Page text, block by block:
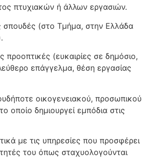
πτυχιακών ή άλλων εργασιών.
σπουδές (στο Τμήμα, στην Ελλάδα
προοπτικές (ευκαιρίες σε δημόσιο,
επάγγελμα, θέση εργασίας
οικογενειακού, προσωπικού
οποίο δημιουργεί εμπόδια στις
με τις υπηρεσίες που προσφέρει
του όπως σταχυολογούνται